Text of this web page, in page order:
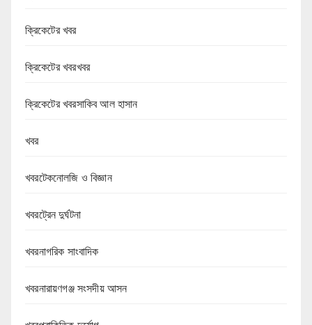
ক্রিকেটের খবর
ক্রিকেটের খবরখবর
ক্রিকেটের খবরসাকিব আল হাসান
খবর
খবরটেকনোলজি ও বিজ্ঞান
খবরট্রেন দুর্ঘটনা
খবরনাগরিক সাংবাদিক
খবরনারায়ণগঞ্জ সংসদীয় আসন